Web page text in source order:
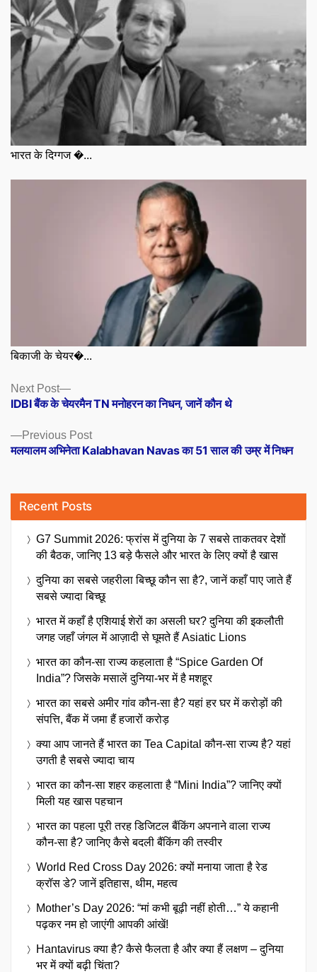
भारत के दिग्गज �...
बिकाजी के चेयर�...
Posts
navigation
Previous PostPrevious
post:
मलयालम अभिनेता Kalabhavan Navas का 51 साल की उम्र में निधन
Next Post
Next
post:
IDBI बैंक के चेयरमैन TN मनोहरन का निधन, जानें कौन थे
Recent Posts
G7 Summit 2026: फ्रांस में दुनिया के 7 सबसे ताकतवर देशों
की बैठक, जानिए 13 बड़े फैसले और भारत के लिए क्यों है खास
दुनिया का सबसे जहरीला बिच्छू कौन सा है?, जानें कहाँ पाए जाते हैं
सबसे ज्यादा बिच्छू
भारत में कहाँ है एशियाई शेरों का असली घर? दुनिया की इकलौती
जगह जहाँ जंगल में आज़ादी से घूमते हैं Asiatic Lions
भारत का कौन-सा राज्य कहलाता है “Spice Garden Of
India”? जिसके मसालें दुनिया-भर में है मशहूर
भारत का सबसे अमीर गांव कौन-सा है? यहां हर घर में करोड़ों की
संपत्ति, बैंक में जमा हैं हजारों करोड़
क्या आप जानते हैं भारत का Tea Capital कौन-सा राज्य है? यहां
उगती है सबसे ज्यादा चाय
भारत का कौन-सा शहर कहलाता है “Mini India”? जानिए क्यों
मिली यह खास पहचान
भारत का पहला पूरी तरह डिजिटल बैंकिंग अपनाने वाला राज्य
कौन-सा है? जानिए कैसे बदली बैंकिंग की तस्वीर
World Red Cross Day 2026: क्यों मनाया जाता है रेड
क्रॉस डे? जानें इतिहास, थीम, महत्व
Mother’s Day 2026: “मां कभी बूढ़ी नहीं होती…” ये कहानी
पढ़कर नम हो जाएंगी आपकी आंखें!
Hantavirus क्या है? कैसे फैलता है और क्या हैं लक्षण – दुनिया
भर में क्यों बढ़ी चिंता?